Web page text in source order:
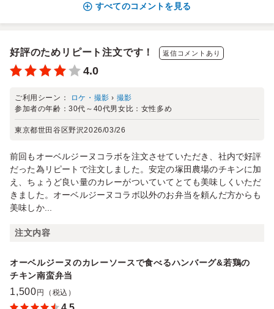
すべてのコメントを見る
好評のためリピート注文です！ 返信コメントあり
4.0
ご利用シーン： ロケ・撮影 › 撮影
参加者の年齢：30代～40代男女比： 女性多め
東京都世田谷区野沢2026/03/26
前回もオーベルジーヌコラボを注文させていただき、社内で好評
だった為リピートで注文しました。安定の塚田農場のチキンに加
え、ちょうど良い量のカレーがついていてとても美味しくいただ
きました。オーベルジーヌコラボ以外のお弁当を頼んだ方からも
美味しか...
注文内容
オーベルジーヌのカレーソースで食べるハンバーグ&若鶏の
チキン南蛮弁当
1,500 円（税込）